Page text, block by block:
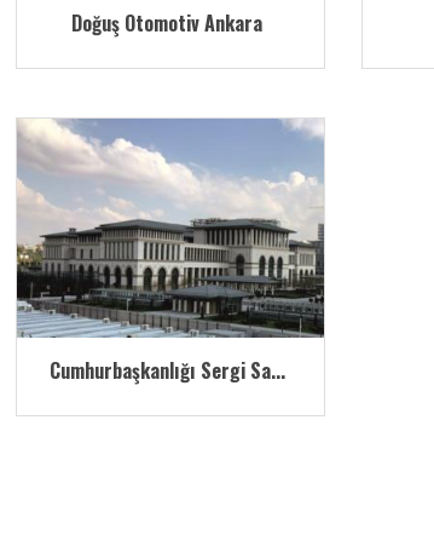
Doğuş Otomotiv Ankara
Cumhurbaşkanlığı Sergi Sa...